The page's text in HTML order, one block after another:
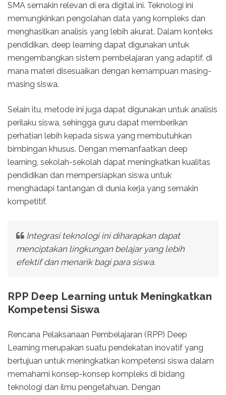
SMA semakin relevan di era digital ini. Teknologi ini
memungkinkan pengolahan data yang kompleks dan
menghasilkan analisis yang lebih akurat. Dalam konteks
pendidikan, deep learning dapat digunakan untuk
mengembangkan sistem pembelajaran yang adaptif, di
mana materi disesuaikan dengan kemampuan masing-
masing siswa.
Selain itu, metode ini juga dapat digunakan untuk analisis
perilaku siswa, sehingga guru dapat memberikan
perhatian lebih kepada siswa yang membutuhkan
bimbingan khusus. Dengan memanfaatkan deep
learning, sekolah-sekolah dapat meningkatkan kualitas
pendidikan dan mempersiapkan siswa untuk
menghadapi tantangan di dunia kerja yang semakin
kompetitif.
Integrasi teknologi ini diharapkan dapat
menciptakan lingkungan belajar yang lebih
efektif dan menarik bagi para siswa.
RPP Deep Learning untuk Meningkatkan
Kompetensi Siswa
Rencana Pelaksanaan Pembelajaran (RPP) Deep
Learning merupakan suatu pendekatan inovatif yang
bertujuan untuk meningkatkan kompetensi siswa dalam
memahami konsep-konsep kompleks di bidang
teknologi dan ilmu pengetahuan. Dengan